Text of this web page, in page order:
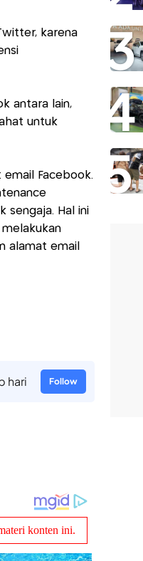
karena
antara lain,
untuk
Facebook.
sengaja. Hal ini
alamat email
hari Follow